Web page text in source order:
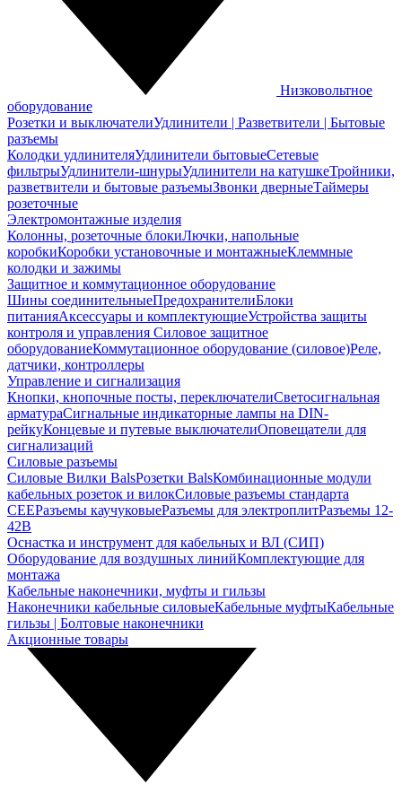
Низковольтное
оборудование
Розетки и выключателиУдлинители | Разветвители | Бытовые
разъемы
Колодки удлинителяУдлинители бытовыеСетевые
фильтрыУдлинители-шнурыУдлинители на катушкеТройники,
разветвители и бытовые разъемыЗвонки дверныеТаймеры
розеточные
Электромонтажные изделия
Колонны, розеточные блокиЛючки, напольные
коробкиКоробки установочные и монтажныеКлеммные
колодки и зажимы
Защитное и коммутационное оборудование
Шины соединительныеПредохранителиБлоки
питанияАксессуары и комплектующиеУстройства защиты
контроля и управления Силовое защитное
оборудованиеКоммутационное оборудование (силовое)Реле,
датчики, контроллеры
Управление и сигнализация
Кнопки, кнопочные посты, переключателиСветосигнальная
арматураСигнальные индикаторные лампы на DIN-
рейкуКонцевые и путевые выключателиОповещатели для
сигнализаций
Силовые разъемы
Силовые Вилки BalsРозетки BalsКомбинационные модули
кабельных розеток и вилокСиловые разъемы стандарта
CEEРазъемы каучуковыеРазъемы для электроплитРазъемы 12-
42В
Оснастка и инструмент для кабельных и ВЛ (СИП)
Оборудование для воздушных линийКомплектующие для
монтажа
Кабельные наконечники, муфты и гильзы
Наконечники кабельные силовыеКабельные муфтыКабельные
гильзы | Болтовые наконечники
Акционные товары